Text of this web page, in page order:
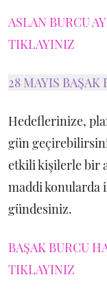
ASLAN BURCU
TIKLAYINIZ
28 MAYIS BAŞAK
Hedeflerinize,
gün
etkili kişilerle bir
maddi konularda
gündesiniz.
BAŞAK BURCU
TIKLAYINIZ